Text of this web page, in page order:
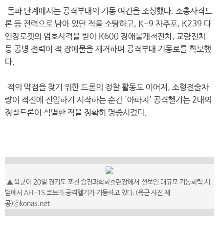
돌파 단계에서는 공격부대의 기동 여건을 조성했다. 소총사격드
론 등 전력으로 남아 있던 적을 소탕하고, K-9 자주포, K239 다
연장로켓의 엄호사격을 받아 K600 장애물개척전차, 교량전차
등 공병 전력이 적 장애물을 제거하며 공격부대 기동로를 확보했
다.
적의 약점을 찾기 위한 드론의 정찰 활동도 이어져, 소형전술차
량이 적진에 진입하기 시작하는 순간 '아파치' 공격헬기는 2대의
정찰드론이 식별한 적을 정확히 명중시켰다.
▲ 육군이 20일 경기도 포천 승진과학화훈련장에서 선보인 대규모 기동화력 시
범에서 AH-1S 코브라 공격헬기가 기동하고 있다.(육군 사진 제
공)ⓒkonas.net